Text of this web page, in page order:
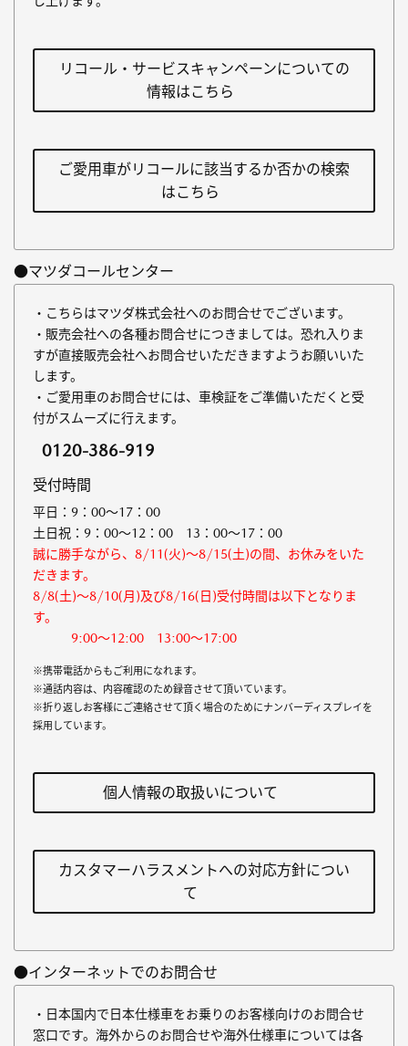
リコール・サービスキャンペーンについての
情報はこちら
ご愛用車がリコールに該当するか否かの検索
はこちら
●マツダコールセンター
・こちらはマツダ株式会社へのお問合せでございます。
・販売会社への各種お問合せにつきましては。恐れ入りま
すが直接販売会社へお問合せいただきますようお願いいた
します。
・ご愛用車のお問合せには、車検証をご準備いただくと受
付がスムーズに行えます。
0120-386-919
受付時間
平日：9：00～17：00
土日祝：9：00～12：00 13：00～17：00
誠に勝手ながら、8/11(火)～8/15(土)の間、お休みをいた
だきます。
8/8(土)～8/10(月)及び8/16(日)受付時間は以下となりま
す。
9:00～12:00 13:00～17:00
※携帯電話からもご利用になれます。
※通話内容は、内容確認のため録音させて頂いています。
※折り返しお客様にご連絡させて頂く場合のためにナンバーディスプレイを
採用しています。
個人情報の取扱いについて
カスタマーハラスメントへの対応方針につい
て
●インターネットでのお問合せ
・日本国内で日本仕様車をお乗りのお客様向けのお問合せ
窓口です。海外からのお問合せや海外仕様車については各